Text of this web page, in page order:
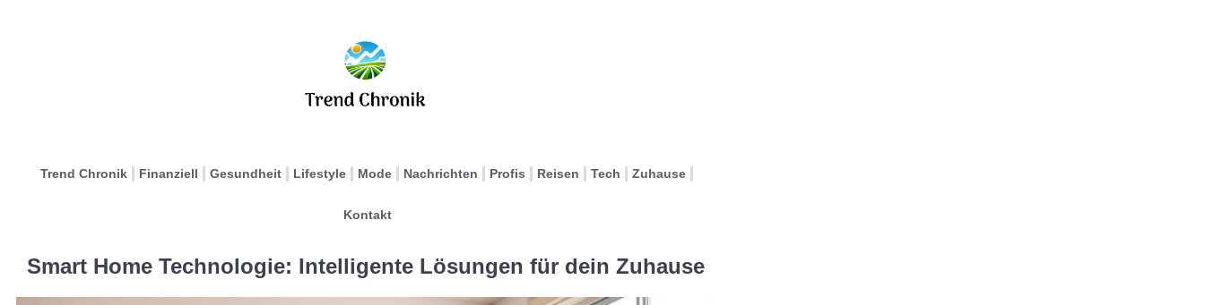
Trend Chronik Finanziell Gesundheit Lifestyle Mode Nachrichten Profis Reisen Tech Zuhause
Kontakt
Smart Home Technologie: Intelligente Lösungen für dein Zuhause